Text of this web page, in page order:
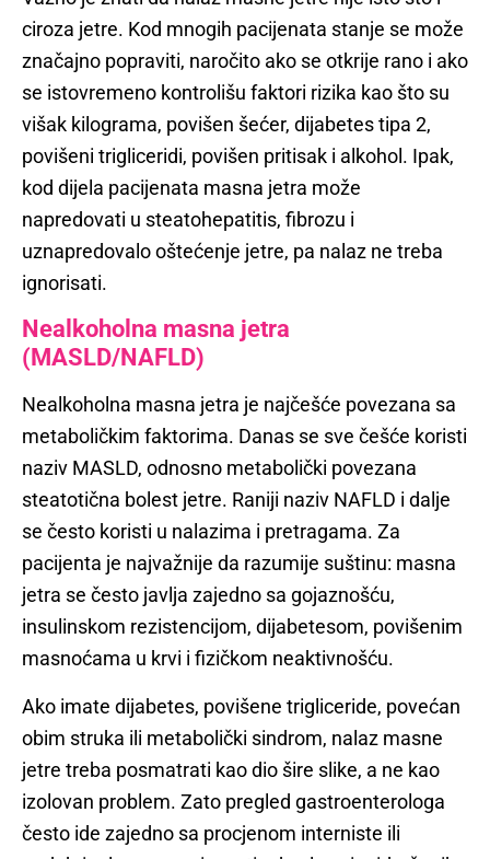
ciroza jetre. Kod mnogih pacijenata stanje se može
značajno popraviti, naročito ako se otkrije rano i ako
se istovremeno kontrolišu faktori rizika kao što su
višak kilograma, povišen šećer, dijabetes tipa 2,
povišeni trigliceridi, povišen pritisak i alkohol. Ipak,
kod dijela pacijenata masna jetra može
napredovati u steatohepatitis, fibrozu i
uznapredovalo oštećenje jetre, pa nalaz ne treba
ignorisati.
Nealkoholna masna jetra
(MASLD/NAFLD)
Nealkoholna masna jetra je najčešće povezana sa
metaboličkim faktorima. Danas se sve češće koristi
naziv MASLD, odnosno metabolički povezana
steatotična bolest jetre. Raniji naziv NAFLD i dalje
se često koristi u nalazima i pretragama. Za
pacijenta je najvažnije da razumije suštinu: masna
jetra se često javlja zajedno sa gojaznošću,
insulinskom rezistencijom, dijabetesom, povišenim
masnoćama u krvi i fizičkom neaktivnošću.
Ako imate dijabetes, povišene trigliceride, povećan
obim struka ili metabolički sindrom, nalaz masne
jetre treba posmatrati kao dio šire slike, a ne kao
izolovan problem. Zato pregled gastroenterologa
često ide zajedno sa procjenom interniste ili